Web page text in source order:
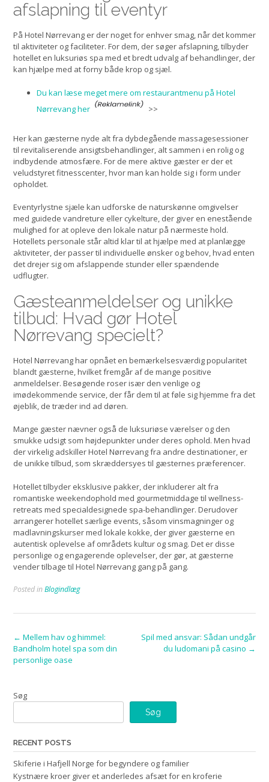
afslapning til eventyr
På Hotel Nørrevang er der noget for enhver smag, når det kommer
til aktiviteter og faciliteter. For dem, der søger afslapning, tilbyder
hotellet en luksuriøs spa med et bredt udvalg af behandlinger, der
kan hjælpe med at forny både krop og sjæl.
Du kan læse meget mere om restaurantmenu på Hotel
Nørrevang her
>>
Her kan gæsterne nyde alt fra dybdegående massagesessioner
til revitaliserende ansigtsbehandlinger, alt sammen i en rolig og
indbydende atmosfære. For de mere aktive gæster er der et
veludstyret fitnesscenter, hvor man kan holde sig i form under
opholdet.
Eventyrlystne sjæle kan udforske de naturskønne omgivelser
med guidede vandreture eller cykelture, der giver en enestående
mulighed for at opleve den lokale natur på nærmeste hold.
Hotellets personale står altid klar til at hjælpe med at planlægge
aktiviteter, der passer til individuelle ønsker og behov, hvad enten
det drejer sig om afslappende stunder eller spændende
udflugter.
Gæsteanmeldelser og unikke
tilbud: Hvad gør Hotel
Nørrevang specielt?
Hotel Nørrevang har opnået en bemærkelsesværdig popularitet
blandt gæsterne, hvilket fremgår af de mange positive
anmeldelser. Besøgende roser især den venlige og
imødekommende service, der får dem til at føle sig hjemme fra det
øjeblik, de træder ind ad døren.
Mange gæster nævner også de luksuriøse værelser og den
smukke udsigt som højdepunkter under deres ophold. Men hvad
der virkelig adskiller Hotel Nørrevang fra andre destinationer, er
de unikke tilbud, som skræddersyes til gæsternes præferencer.
Hotellet tilbyder eksklusive pakker, der inkluderer alt fra
romantiske weekendophold med gourmetmiddage til wellness-
retreats med specialdesignede spa-behandlinger. Derudover
arrangerer hotellet særlige events, såsom vinsmagninger og
madlavningskurser med lokale kokke, der giver gæsterne en
autentisk oplevelse af områdets kultur og smag. Det er disse
personlige og engagerende oplevelser, der gør, at gæsterne
vender tilbage til Hotel Nørrevang gang på gang.
Posted inBlogindlæg
Post
navigation
← Mellem hav og himmel:
Bandholm hotel spa som din
personlige oase
Spil med ansvar: Sådan undgår
du ludomani på casino →
Søg
Søg
RECENT POSTS
Skiferie i Hafjell Norge for begyndere og familier
Kystnære kroer giver et anderledes afsæt for en kroferie